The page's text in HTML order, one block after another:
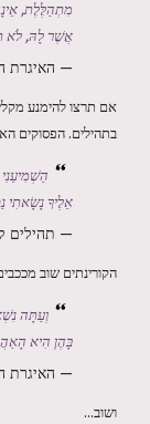
מִתְהַלֶּלֶת,
אֲשֶׁר לָהּ, לֹא
— האיגרת
אם תרצו להימנע
בתהילים. הפסוקים
אֵלֶיךָ נָשָׂאתִי
— תהילים
הקורינתים שוב
וְעַתָּה
בָּהֶן הִיא
— האיגרת
ושוב...